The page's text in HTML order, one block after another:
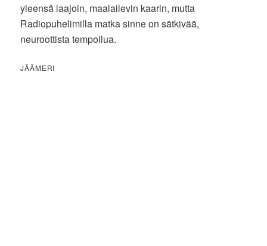
yleensä laajoin, maalailevin kaarin, mutta
Radiopuhelimilla matka sinne on sätkivää,
neuroottista tempoilua.
JÄÄMERI